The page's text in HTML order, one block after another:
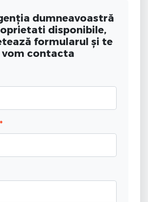
dumneavoastră
disponibile,
formularul și te
vom contacta
*